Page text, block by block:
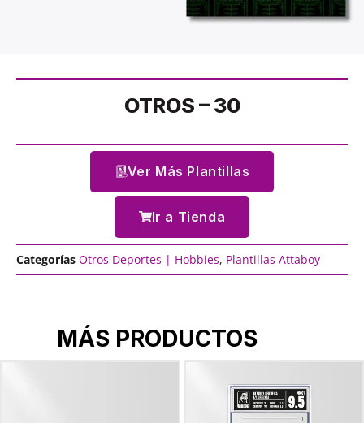
OTROS – 30
Ver Más Plantillas
Ir a Tienda
Categorías Otros Deportes | Hobbies, Plantillas Attaboy
MÁS PRODUCTOS